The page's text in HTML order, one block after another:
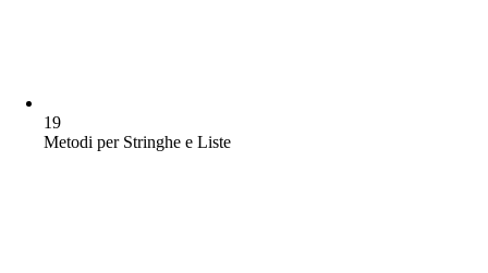
19
Metodi per Stringhe e Liste